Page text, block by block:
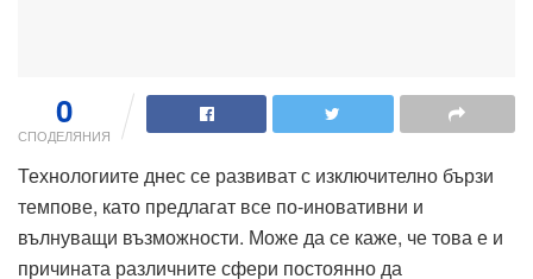
0
СПОДЕЛЯНИЯ
Технологиите днес се развиват с изключително бързи
темпове, като предлагат все по-иновативни и
вълнуващи възможности. Може да се каже, че това е и
причината различните сфери постоянно да